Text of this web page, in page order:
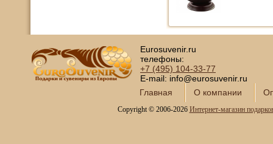
Eurosuvenir.ru
телефоны:
+7 (495) 104-33-77
E-mail: info@eurosuvenir.ru
Главная
О компании
Copyright © 2006-2026 Интернет-магазин